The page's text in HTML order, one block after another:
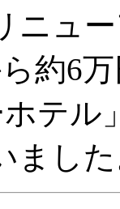
ニュ
約6
テル
まし